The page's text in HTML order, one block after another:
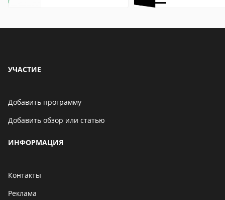
УЧАСТИЕ
Добавить программу
Добавить обзор или статью
ИНФОРМАЦИЯ
Контакты
Реклама